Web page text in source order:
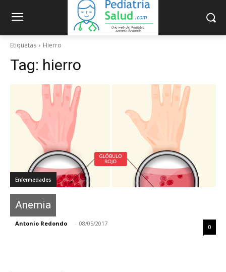
Etiquetas Hierro
Tag: hierro
Enfermedades
Anemia
Antonio Redondo - 08/05/2017 0